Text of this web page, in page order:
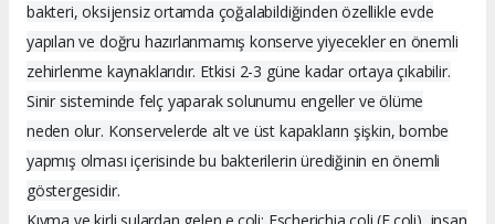
bakteri, oksijensiz ortamda çoğalabildiğinden özellikle evde
yapılan ve doğru hazırlanmamış konserve yiyecekler en önemli
zehirlenme kaynaklarıdır. Etkisi 2-3 güne kadar ortaya çıkabilir.
Sinir sisteminde felç yaparak solunumu engeller ve ölüme
neden olur. Konservelerde alt ve üst kapakların şişkin, bombe
yapmış olması içerisinde bu bakterilerin ürediğinin en önemli
göstergesidir.